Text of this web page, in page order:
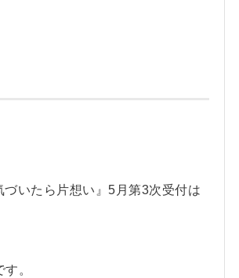
いたら片想い』5月第3次受付は
。